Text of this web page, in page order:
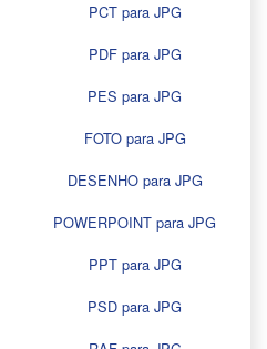
PCT para JPG
PDF para JPG
PES para JPG
FOTO para JPG
DESENHO para JPG
POWERPOINT para JPG
PPT para JPG
PSD para JPG